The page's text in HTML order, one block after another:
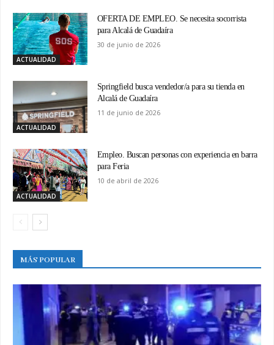
ACTUALIDAD
OFERTA DE EMPLEO. Se necesita socorrista
para Alcalá de Guadaíra
30 de junio de 2026
ACTUALIDAD
Springfield busca vendedor/a para su tienda en
Alcalá de Guadaíra
11 de junio de 2026
ACTUALIDAD
Empleo. Buscan personas con experiencia en barra
para Feria
10 de abril de 2026
MÁS POPULAR